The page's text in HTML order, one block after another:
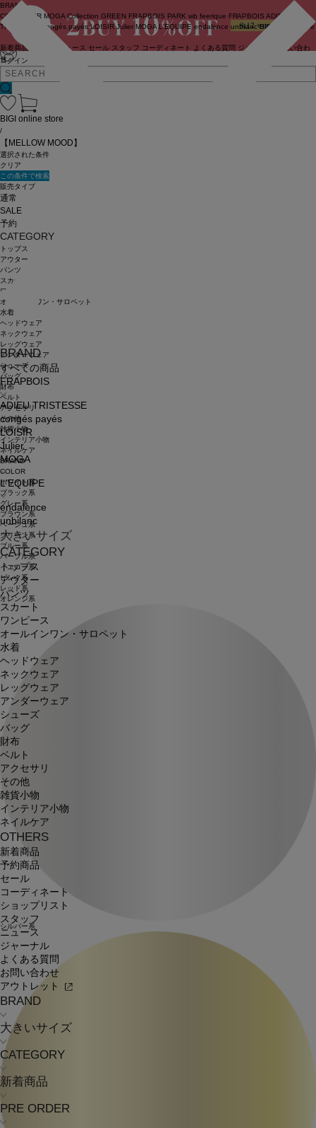
ログイン
BRAND
COUTURIER MOGA Collection GREEN FRAPBOIS PARK wb feerique FRAPBOIS ADIEU
TRISTESSE
congés payés LOISIR Julier MOGA L'EQUIPE endalence unbilanc BIGI online store
新着商品 ニュース セール スタッフ コーディネート よくある質問 ジャーナル
お問い合わ
せ
BRAND
すべての商品
FRAPBOIS
ADIEU TRISTESSE
congés payés
LOISIR
Julier
MOGA
L'EQUIPE
endalence
unbilanc
大きいサイズ
CATEGORY
トップス
アウター
パンツ
スカート
ワンピース
オールインワン・サロペット
水着
ヘッドウェア
ネックウェア
レッグウェア
アンダーウェア
シューズ
バッグ
財布
ベルト
アクセサリ
その他
雑貨小物
インテリア小物
ネイルケア
OTHERS
新着商品
予約商品
セール
コーディネート
ショップリスト
スタッフ
ニュース
ジャーナル
よくある質問
お問い合わせ
アウトレット
BRAND
大きいサイズ
CATEGORY
新着商品
PRE ORDER
BIGI online store
/
【MELLOW MOOD】
選択された条件
クリア
この条件で検索
販売タイプ
通常
SALE
予約
CATEGORY
トップス
アウター
パンツ
スカート
ワンピース
オールインワン・サロペット
水着
ヘッドウェア
ネックウェア
レッグウェア
アンダーウェア
シューズ
バッグ
財布
ベルト
アクセサリ
その他
雑貨小物
インテリア小物
ネイルケア
BRAND
COLOR
ホワイト系
ブラック系
グレー系
ブラウン系
ベージュ系
グリーン系
ブルー系
パープル系
イエロー系
ピンク系
レッド系
オレンジ系
シルバー系